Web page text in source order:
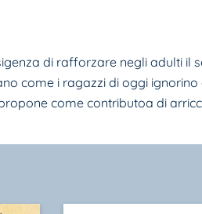
di rafforzare negli adulti
come i ragazzi di oggi
come contributoa di